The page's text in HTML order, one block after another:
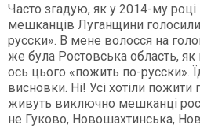
Часто згадую, як у 2014-му році
мешканців Луганщини
русски». В мене волосся на
же була Ростовська область,
ось цього «пожить по-русски».
висновки. Ні! Усі хотіли пожити
живуть виключно мешканці
не Гуково, Новошахтинська,